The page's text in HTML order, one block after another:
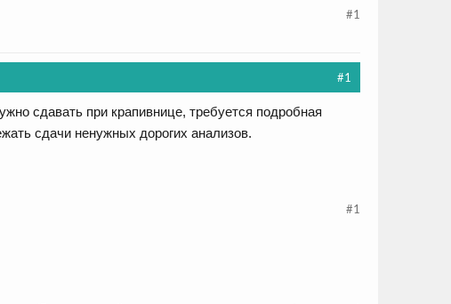
#1
#1
сдавать при крапивнице, требуется подробная
сдачи ненужных дорогих анализов.
#1